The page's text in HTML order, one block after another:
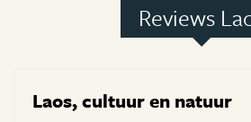
Reviews
Laos, cultuur en natuur